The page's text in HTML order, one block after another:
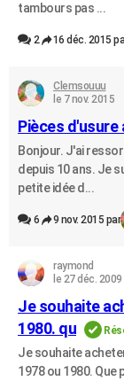
tambours pas ...
2 16 déc. 2015
Clemsouuu
le 7 nov. 2015
Pièces d'usure
Bonjour. J'ai
depuis 10 ans. Je
petite idée d...
6 9 nov. 2015 par
raymond
le 27 déc. 2009
Je souhaite
1980. qu
Je souhaite
1978 ou 1980.